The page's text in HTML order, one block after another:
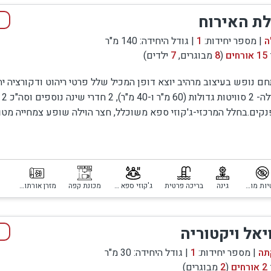
מענה אקסקלוסיבי לשאלה
ועוצר נשימה. העיניים נהנות לשוטט על הריהוט הייחודי
ואטרקטיבי. במרכזו של הבית נמצא ג'קוזי ספא ענק
בין האטרקציות שבתוכו. החל מהרצפה הייחודית, דרך
כשרונית. אנו משוטטים בסוויטה ופוגשים עוד ועוד
והאווירה יוצאת דופן.
לשימושנו
טעם טוב ושירות מעומק הלב מהווה את הרקע לחופשה
ועושה זאת ברמה גבוהה במיוחד. המצעים הנעימים, רמת
ומחוצה לה, החללים הגדולים וחדרי השינה המרווחים,
אוהב מעומק הלב.
הקשוב והנדיב של חגית, האורחות והאורחים יוצאים מכאן
האירוח
| מספר יחידות: 1 | גודל היחידה: 140 מ"ר
15 אורחים (
8 מבוגרים,7 ילדים)
נופש בעיצוב מרהיב יוצא דופן המכיל שלל פרטי ריהוט ודקורציה
המרכזי-ג'קוזי ספא משוכלל, חצר הוילה שופע צמחייה
פרטיות מוחלטת גינה בריכה פרטית ג'קוזי ספא פרטי מכונת קפה מזרן אורתופדי
ויקטוריה
| מספר יחידות: 1 | גודל היחידה: 30 מ"ר
2 אורחים (
2 מבוגרים)